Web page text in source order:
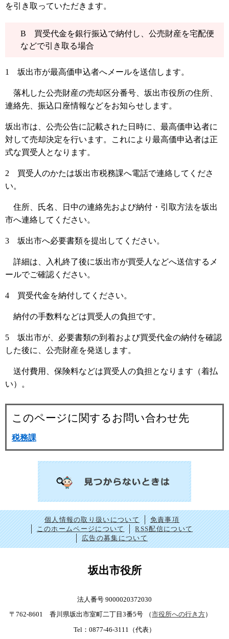
を引き取っていただきます。
B 買受代金を銀行振込で納付し、公売財産を宅配便
などで引き取る場合
1 坂出市が最高価申込者へメールを送信します。
落札した公売財産の売却区分番号、坂出市役所の住所、
連絡先、振込口座情報などをお知らせします。
坂出市は、公売公告に記載された日時に、最高価申込者に
対して売却決定を行います。これにより最高価申込者は正
式な買受人となります。
2 買受人のかたは坂出市税務課へ電話で連絡してくださ
い。
住所、氏名、日中の連絡先および納付・引取方法を坂出
市へ連絡してください。
3 坂出市へ必要書類を提出してください。
詳細は、入札終了後に坂出市が買受人などへ送信するメ
ールでご確認ください。
4 買受代金を納付してください。
納付の手数料などは買受人の負担です。
5 坂出市が、必要書類の到着および買受代金の納付を確認
した後に、公売財産を発送します。
送付費用、保険料などは買受人の負担となります（着払
い）。
このページに関するお問い合わせ先
税務課
個人情報の取り扱いについて
免責事項
このホームページについて
RSS配信について
広告の募集について
坂出市役所
法人番号 9000020372030
〒762-8601 香川県坂出市室町二丁目3番5号
（市役所への行き方）
Tel：0877-46-3111（代表）